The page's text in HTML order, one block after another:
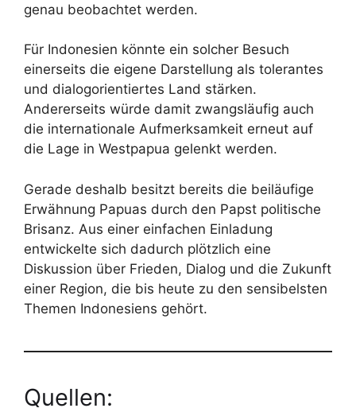
genau beobachtet werden.
Für Indonesien könnte ein solcher Besuch
einerseits die eigene Darstellung als tolerantes
und dialogorientiertes Land stärken.
Andererseits würde damit zwangsläufig auch
die internationale Aufmerksamkeit erneut auf
die Lage in Westpapua gelenkt werden.
Gerade deshalb besitzt bereits die beiläufige
Erwähnung Papuas durch den Papst politische
Brisanz. Aus einer einfachen Einladung
entwickelte sich dadurch plötzlich eine
Diskussion über Frieden, Dialog und die Zukunft
einer Region, die bis heute zu den sensibelsten
Themen Indonesiens gehört.
Quellen: